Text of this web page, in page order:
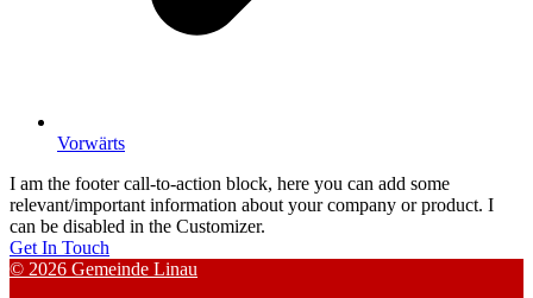
Vorwärts
I am the footer call-to-action block, here you can add some
relevant/important information about your company or product. I
can be disabled in the Customizer.
Get In Touch
© 2026 Gemeinde Linau